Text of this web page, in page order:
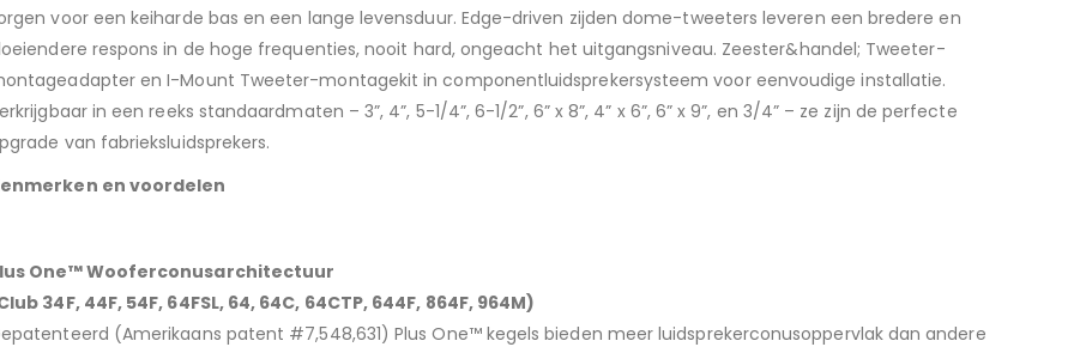
voor een keiharde bas en een lange levensduur. Edge-driven zijden dome-tweeters leveren een bredere en
respons in de hoge frequenties, nooit hard, ongeacht het uitgangsniveau. Zeester&handel; Tweeter-
en I-Mount Tweeter-montagekit in componentluidsprekersysteem voor eenvoudige installatie.
in een reeks standaardmaten – 3”, 4”, 5-1/4”, 6-1/2”, 6” x 8”, 4” x 6”, 6” x 9”, en 3/4” – ze zijn de perfecte
van fabrieksluidsprekers.
en voordelen
One™ Wooferconusarchitectuur
34F, 44F, 54F, 64FSL, 64, 64C, 64CTP, 644F, 864F, 964M)
(Amerikaans patent #7,548,631) Plus One™ kegels bieden meer luidsprekerconusoppervlak dan andere